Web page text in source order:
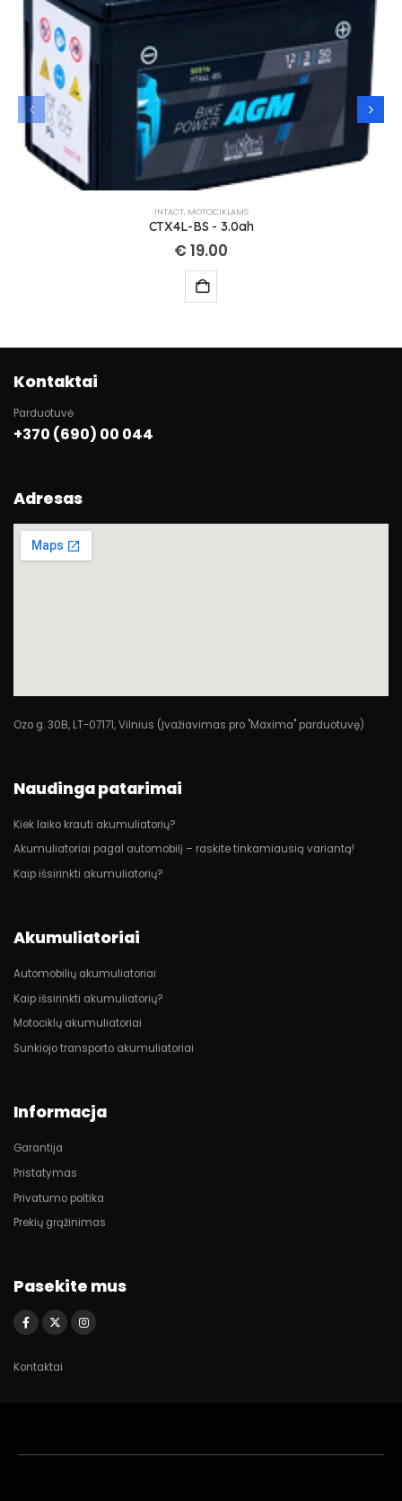
INTACT, MOTOCIKLAMS
CTX4L-BS - 3.0ah
€ 19.00
Kontaktai
Parduotuvė
+370 (690) 00 044
Adresas
Ozo g. 30B, LT-07171, Vilnius (Įvažiavimas pro "Maxima" parduotuvę)
Naudinga patarimai
Kiek laiko krauti akumuliatorių?
Akumuliatoriai pagal automobilį – raskite tinkamiausią variantą!
Kaip išsirinkti akumuliatorių?
Akumuliatoriai
Automobilių akumuliatoriai
Kaip išsirinkti akumuliatorių?
Motociklų akumuliatoriai
Sunkiojo transporto akumuliatoriai
Informacja
Garantija
Pristatymas
Privatumo poltika
Prekių grąžinimas
Pasekite mus
Kontaktai